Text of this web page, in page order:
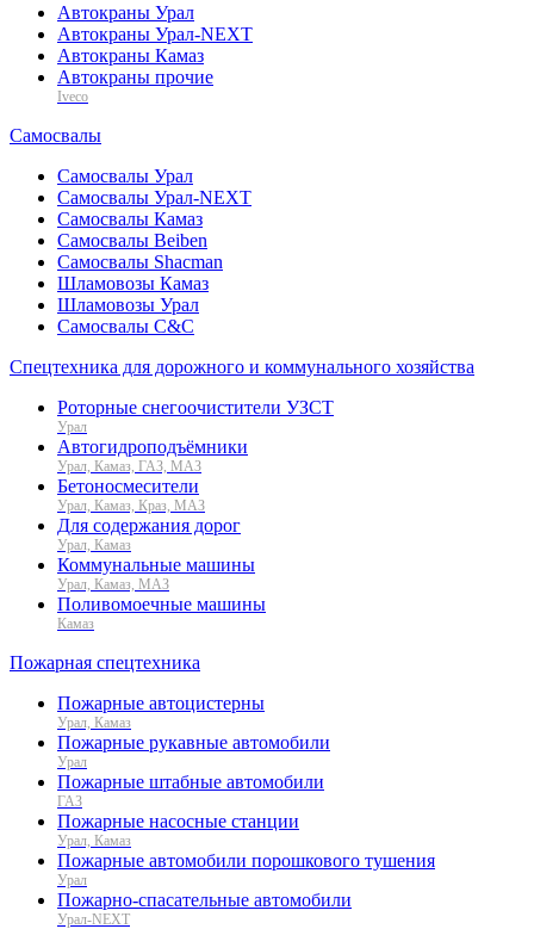
Автокраны Урал
Автокраны Урал-NEXT
Автокраны Камаз
Автокраны прочие
Iveco
Самосвалы
Самосвалы Урал
Самосвалы Урал-NEXT
Самосвалы Камаз
Самосвалы Beiben
Самосвалы Shacman
Шламовозы Камаз
Шламовозы Урал
Самосвалы C&C
Спецтехника для дорожного и коммунального хозяйства
Роторные снегоочистители УЗСТ
Урал
Автогидроподъёмники
Урал, Камаз, ГАЗ, МАЗ
Бетоносмесители
Урал, Камаз, Краз, МАЗ
Для содержания дорог
Урал, Камаз
Коммунальные машины
Урал, Камаз, МАЗ
Поливомоечные машины
Камаз
Пожарная спецтехника
Пожарные автоцистерны
Урал, Камаз
Пожарные рукавные автомобили
Урал
Пожарные штабные автомобили
ГАЗ
Пожарные насосные станции
Урал, Камаз
Пожарные автомобили порошкового тушения
Урал
Пожарно-спасательные автомобили
Урал-NEXT